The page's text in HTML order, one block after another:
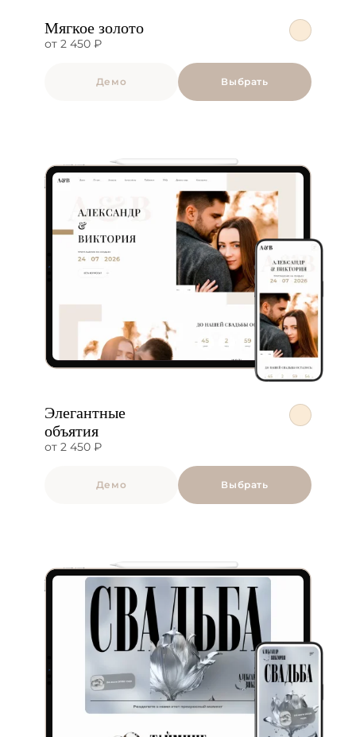
Мягкое золото
от 2 450 ₽
Демо Выбрать
Элегантные
объятия
от 2 450 ₽
Демо Выбрать